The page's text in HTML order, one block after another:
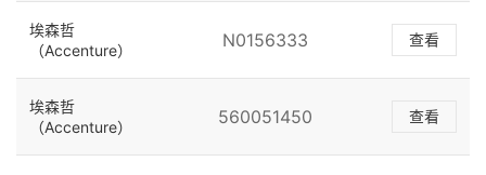
埃森哲
（Accenture）
N0156333 查看
埃森哲
（Accenture）
560051450 查看